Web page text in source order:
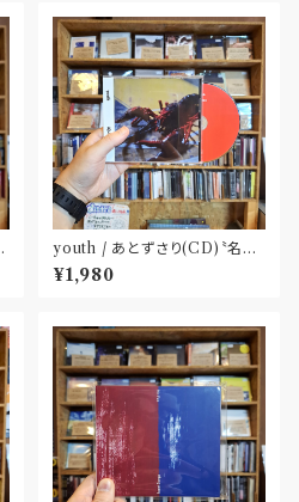
youth / あとずさり(CD)〝名古
屋〟
¥1,980